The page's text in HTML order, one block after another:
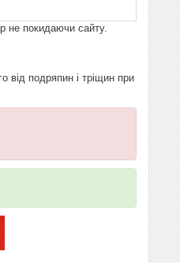
не покидаючи сайту.
подряпин і тріщин при